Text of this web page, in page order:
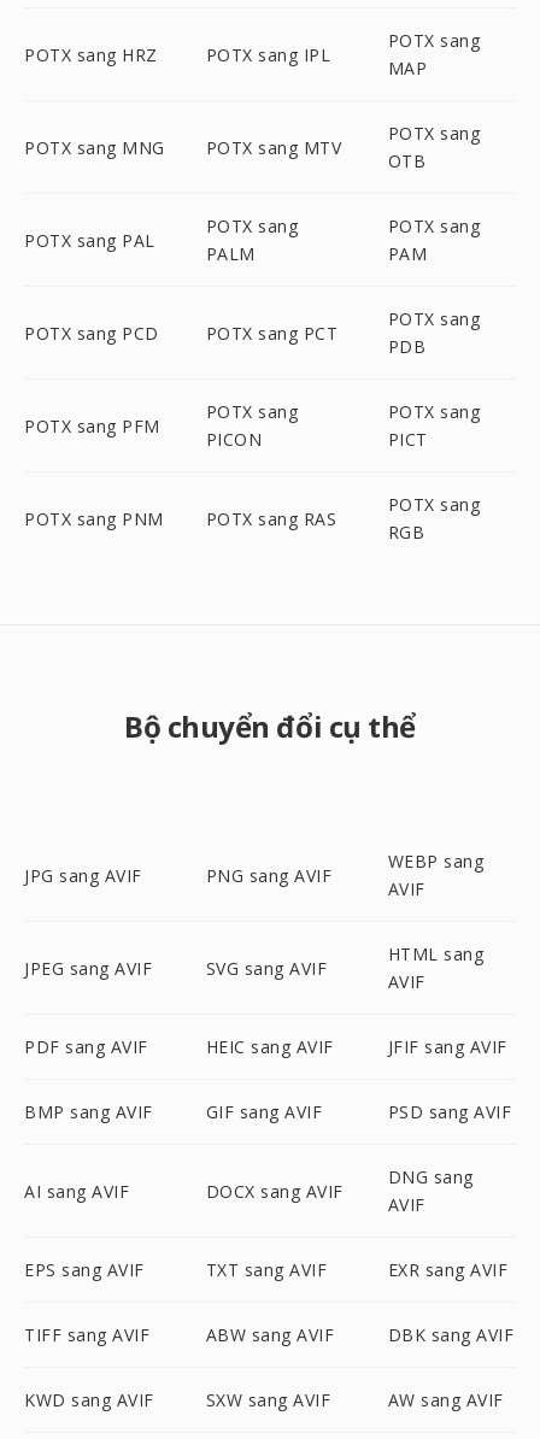
POTX sang HRZ POTX sang IPL
POTX sang
MAP
POTX sang MNG POTX sang MTV
POTX sang
OTB
POTX sang PAL
POTX sang
PALM
POTX sang
PAM
POTX sang PCD POTX sang PCT
POTX sang
PDB
POTX sang PFM
POTX sang
PICON
POTX sang
PICT
POTX sang PNM POTX sang RAS
POTX sang
RGB
Bộ chuyển đổi cụ thể
JPG sang AVIF PNG sang AVIF
WEBP sang
AVIF
JPEG sang AVIF SVG sang AVIF
HTML sang
AVIF
PDF sang AVIF HEIC sang AVIF JFIF sang AVIF
BMP sang AVIF GIF sang AVIF PSD sang AVIF
AI sang AVIF DOCX sang AVIF
DNG sang
AVIF
EPS sang AVIF TXT sang AVIF EXR sang AVIF
TIFF sang AVIF ABW sang AVIF DBK sang AVIF
KWD sang AVIF SXW sang AVIF AW sang AVIF